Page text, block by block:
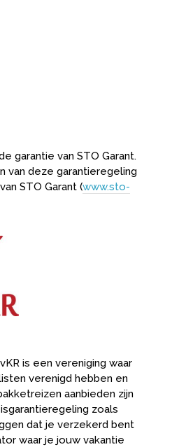
garantie van STO Garant.
van deze garantieregeling
STO Garant (www.sto-
is een vereniging waar
verenigd hebben en
aanbieden zijn
zoals
dat je verzekerd bent
waar je jouw vakantie